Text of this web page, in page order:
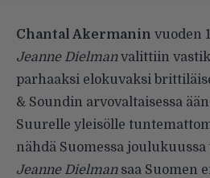
Chantal Akermanin vuoden
Jeanne Dielmanvalittiin
parhaaksi elokuvaksi
& Soundin arvovaltaisessa
Suurelle yleisölle
nähdä Suomessa
Jeanne Dielmansaa Suomen